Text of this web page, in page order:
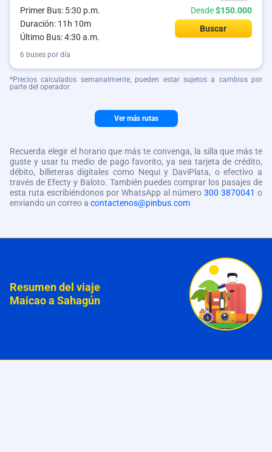
Primer Bus: 5:30 p.m.
Duración: 11h 10m
Último Bus: 4:30 a.m.
Desde$150.000
Buscar
6 buses por día
*Precios calculados semanalmente, pueden estar sujetos a cambios por
parte del operador
Ver más rutas
Recuerda elegir el horario que más te convenga, la silla que más te
guste y usar tu medio de pago favorito, ya sea tarjeta de crédito,
débito, billeteras digitales como Nequi y DaviPlata, o efectivo a
través de Efecty y Baloto. También puedes comprar los pasajes de
esta ruta escribiéndonos por WhatsApp al número 300 3870041 o
enviando un correo a contactenos@pinbus.com
Resumen del viaje
Maicao a Sahagún